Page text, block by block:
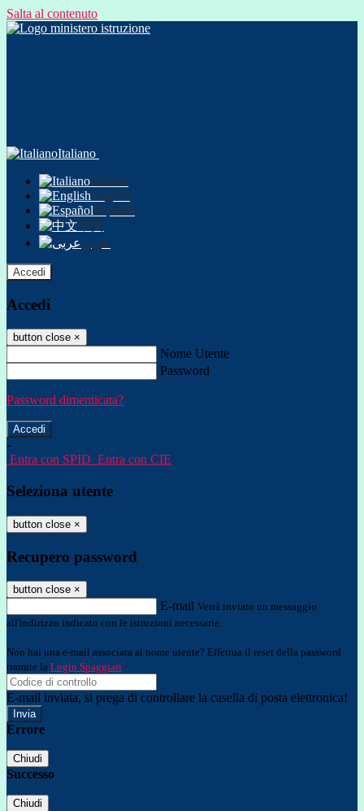
Salta al contenuto
Italiano
Italiano
English
Español
中文
عربى
Accedi
Accedi
button close ×
Nome Utente
Password
Password dimenticata?
-
Entra con SPID Entra con CIE
Seleziona utente
button close ×
Recupero password
button close ×
E-mail Verrà inviato un messaggio
all'indirizzo indicato con le istruzioni necessarie.
Non hai una e-mail associata al nome utente? Effettua il reset della password
tramite la Login Spaggiari
E-mail inviata, si prega di controllare la casella di posta elettronica!
Errore
Chiudi
Successo
Chiudi